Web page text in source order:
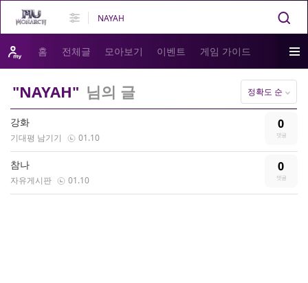
홈 전체글 모아보기 이벤트 게임 가이드
"NAYAH" 님의 글 정확도 순
강화 0
기대평 남기기 01.10
참나 0
자유게시판 01.10